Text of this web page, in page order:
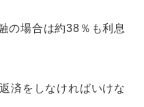
の場合は約38％も利息
済をしなければいけな